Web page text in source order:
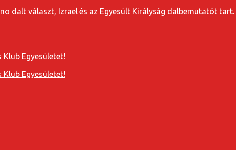
dalt választ, Izrael és az Egyesült Királyság dalbemutatót tart.
Egyesületet!
Egyesületet!